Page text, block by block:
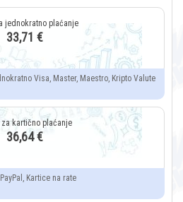
33,71 €
Visa, Master, Maestro, Kripto Valute
36,64 €
Kartice na rate